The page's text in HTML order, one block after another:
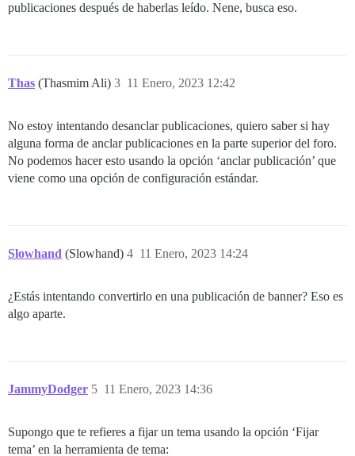
publicaciones después de haberlas leído. Nene, busca eso.
Thas (Thasmim Ali) 11 Enero, 2023 12:42
3
No estoy intentando desanclar publicaciones, quiero saber si hay
alguna forma de anclar publicaciones en la parte superior del foro.
No podemos hacer esto usando la opción ‘anclar publicación’ que
viene como una opción de configuración estándar.
Slowhand (Slowhand) 11 Enero, 2023 14:24
4
¿Estás intentando convertirlo en una publicación de banner? Eso es
algo aparte.
JammyDodger 11 Enero, 2023 14:36
5
Supongo que te refieres a fijar un tema usando la opción ‘Fijar
tema’ en la herramienta de tema: